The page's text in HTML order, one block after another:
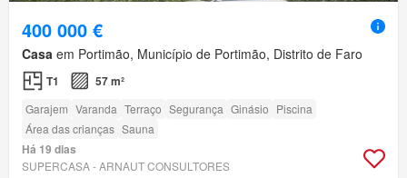
400 000 €
Casa em Portimão, Município de Portimão, Distrito de Faro
T1 57 m²
Garajem Varanda Terraço Segurança Ginásio Piscina
Área das crianças Sauna
Há 19 dias
SUPERCASA - ARNAUT CONSULTORES